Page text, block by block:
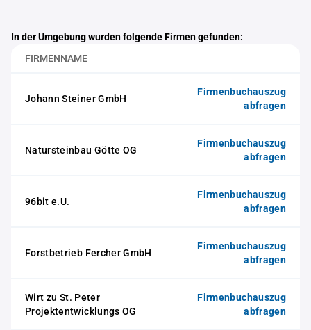
In der Umgebung wurden folgende Firmen gefunden:
FIRMENNAME
Johann Steiner GmbH
Firmenbuchauszug
abfragen
Natursteinbau Götte OG
Firmenbuchauszug
abfragen
96bit e.U.
Firmenbuchauszug
abfragen
Forstbetrieb Fercher GmbH
Firmenbuchauszug
abfragen
Wirt zu St. Peter
Projektentwicklungs OG
Firmenbuchauszug
abfragen